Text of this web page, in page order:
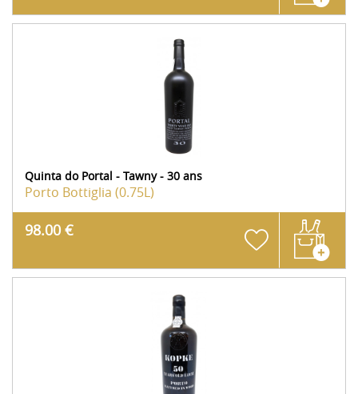
Quinta do Portal - Tawny - 30 ans
Porto Bottiglia (0.75L)
98.00 €